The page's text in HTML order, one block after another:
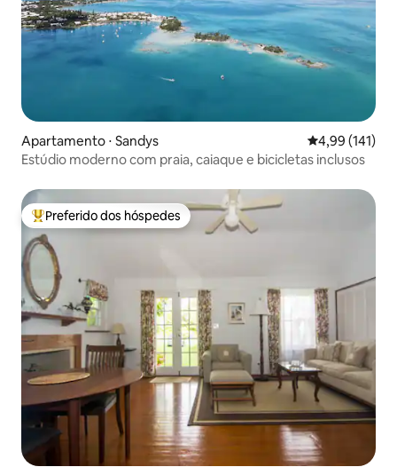
Apartamento ⋅ Sandys 4,99 de uma
4,99 (141)
Estúdio moderno com praia, caiaque e bicicletas inclusos
Entre os melhores preferidos dos hóspedes
Preferido dos hóspedes